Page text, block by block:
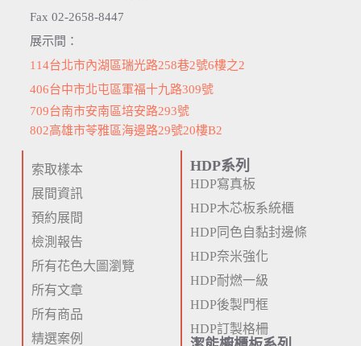
Fax 02-2658-8447
展示間：
114台北市內湖區瑞光路258巷2號6樓之2
406台中市北屯區軍福十九路309號
709台南市安南區培安路293號
802高雄市苓雅區海邊路29號20樓B2
索取樣本
展間資訊
預約展間
檢測報告
所有花色大圖瀏覽
所有文章
所有商品
精選案例
HDP系列
HDP寫真板
HDP木芯板系統櫃
HDP同色自黏封邊條
HDP奈米強化
HDP耐燃一級
HDP後製門框
HDP訂製格柵